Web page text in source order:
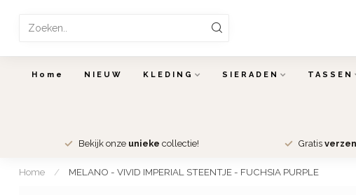
Home NIEUW KLEDING SIERADEN TASSEN
Bekijk onze unieke collectie! Gratis
Home / MELANO - VIVID IMPERIAL STEENTJE - FUCHSIA PURPLE